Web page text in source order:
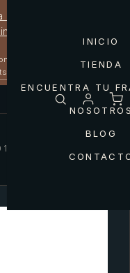
estrenar tu próxima
INICIO
TIENDA
ENCUENTRA TU
BLOG
PRIZM